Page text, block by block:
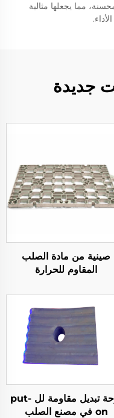
مما يجعلها مثالية
جديدة
صينية من مادة الصلب
المقاوم للحرارة
لوحة تبديل مقاومة لل put-
on في مصنع الصلب